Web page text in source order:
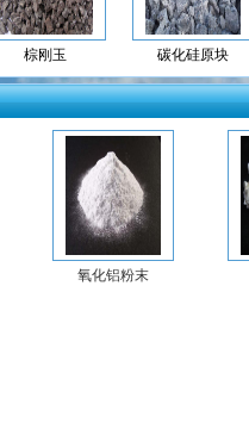
棕刚玉 碳化硅原块
氧化铝粉末